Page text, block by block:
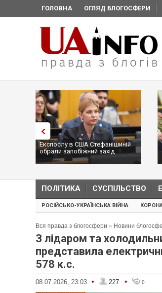
ГОЛОВНА ОГЛЯД БЛОГОСФЕРИ
Експослу в США Стефанішиній
обрали запобіжний захід
ПОЛІТИКА СУСПІЛЬСТВО
РОСІЙСЬКО-УКРАЇНСЬКА ВІЙНА
Вся правда з блогосфери » Новини
З лідаром та
представила
578 к.с.
08.07.2026, 23:03 • 227 • 0